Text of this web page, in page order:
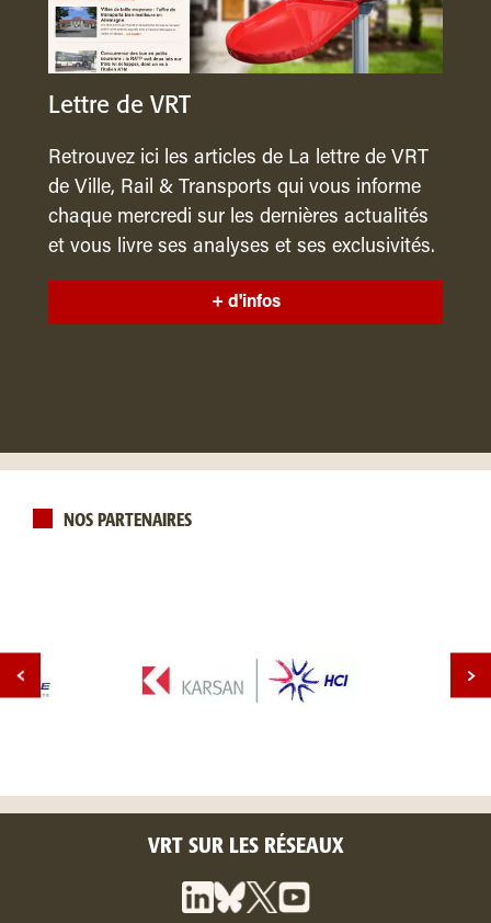
Lettre de VRT
Retrouvez ici les articles de La lettre de VRT
de Ville, Rail & Transports qui vous informe
chaque mercredi sur les dernières actualités
et vous livre ses analyses et ses exclusivités.
+ d'infos
NOS PARTENAIRES
VRT SUR LES RÉSEAUX